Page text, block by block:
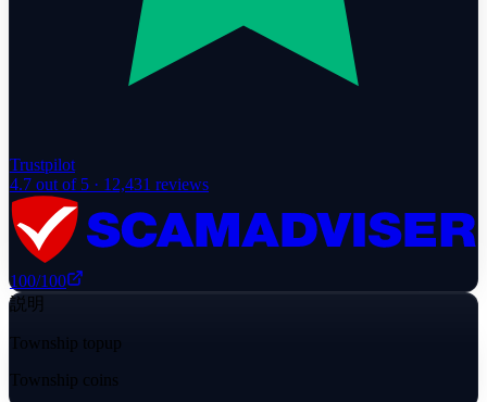
Trustpilot
4.7 out of 5 · 12,431 reviews
100/100
説明
Township topup
Township coins